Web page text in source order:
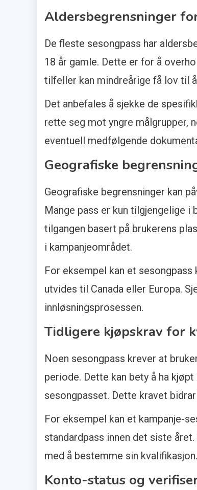
Aldersbegrensninger
De fleste sesongpass har
18 år gamle. Dette er for å
tilfeller kan mindreårige få lov til
Det anbefales å sjekke de
rette seg mot yngre målgrupper,
eventuell medfølgende
Geografiske
Geografiske begrensninger kan
Mange pass er kun tilgjengelige i
tilgangen basert på brukerens
i kampanjeområdet.
For eksempel kan et
utvides til Canada eller Europa.
innløsningsprosessen.
Tidligere kjøpskrav for
Noen sesongpass krever at
periode. Dette kan bety å ha
sesongpasset. Dette kravet
For eksempel kan et kampanje-
standardpass innen det siste
med å bestemme sin kvalifikasjon.
Konto-status og